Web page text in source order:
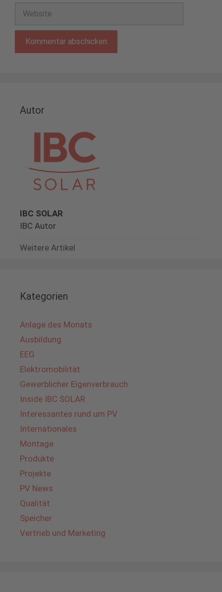
Adresse
Autor
IBC SOLAR
IBC Autor
Weitere Artikel
Kategorien
Anlage des Monats
Ausbildung
EEG
Elektromobilität
Gewerblicher Eigenverbrauch
Inside IBC SOLAR
Interessantes rund um PV
Internationales
Montage
Produkte
Projekte
PV News
Qualität
Speicher
Vertrieb und Marketing